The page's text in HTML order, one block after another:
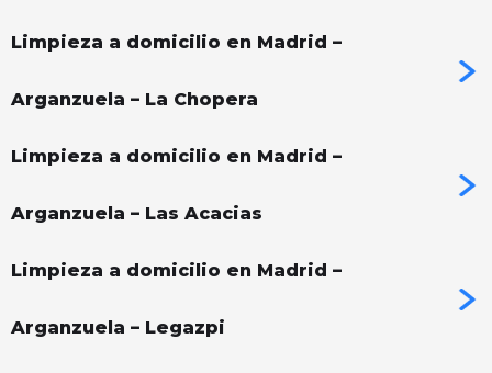
Limpieza a domicilio en Madrid –
Arganzuela – La Chopera
Limpieza a domicilio en Madrid –
Arganzuela – Las Acacias
Limpieza a domicilio en Madrid –
Arganzuela – Legazpi